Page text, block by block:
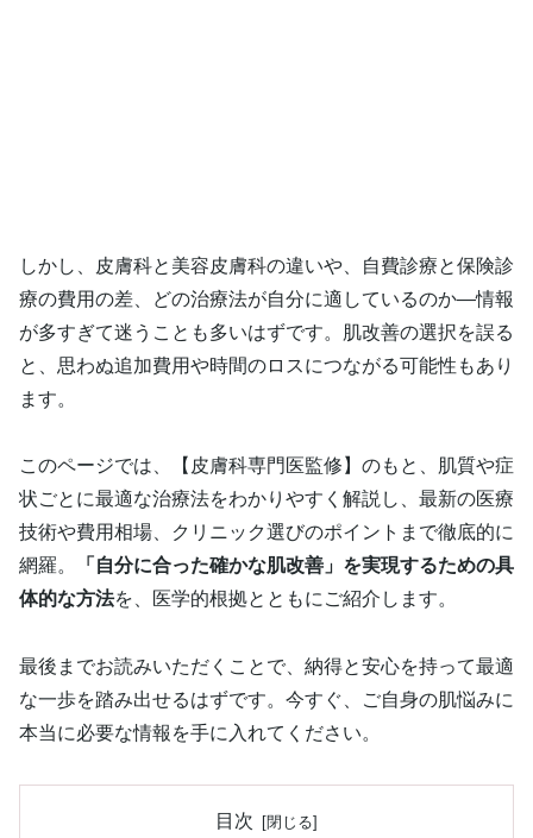
しかし、皮膚科と美容皮膚科の違いや、自費診療と保険診
療の費用の差、どの治療法が自分に適しているのか―情報
が多すぎて迷うことも多いはずです。肌改善の選択を誤る
と、思わぬ追加費用や時間のロスにつながる可能性もあり
ます。
このページでは、【皮膚科専門医監修】のもと、肌質や症
状ごとに最適な治療法をわかりやすく解説し、最新の医療
技術や費用相場、クリニック選びのポイントまで徹底的に
網羅。
「自分に合った確かな肌改善」を実現するための具
体的な方法を、医学的根拠とともにご紹介します。
最後までお読みいただくことで、納得と安心を持って最適
な一歩を踏み出せるはずです。今すぐ、ご自身の肌悩みに
本当に必要な情報を手に入れてください。
目次